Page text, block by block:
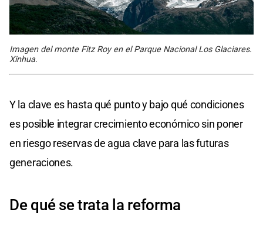
Imagen del monte Fitz Roy en el Parque Nacional Los Glaciares.
Xinhua.
Y la clave es hasta qué punto y bajo qué condiciones
es posible integrar crecimiento económico sin poner
en riesgo reservas de agua clave para las futuras
generaciones.
De qué se trata la reforma